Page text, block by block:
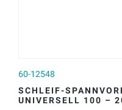
60-12548
SCHLEIF-
UNIVERSELL 100 –